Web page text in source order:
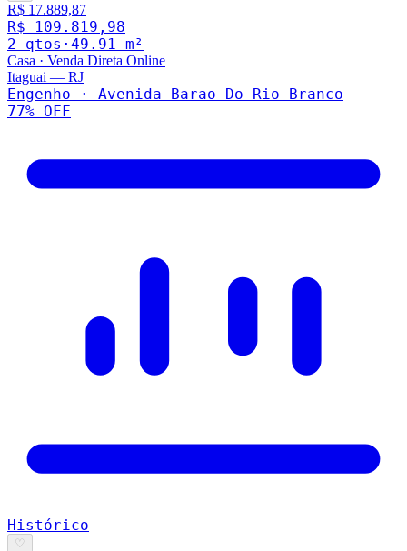
R$ 17.889,87
R$ 109.819,98
2 qtos · 49.91 m²
Casa · Venda Direta Online
Itaguai — RJ
Engenho · Avenida Barao Do Rio Branco
77% OFF
Histórico
♡